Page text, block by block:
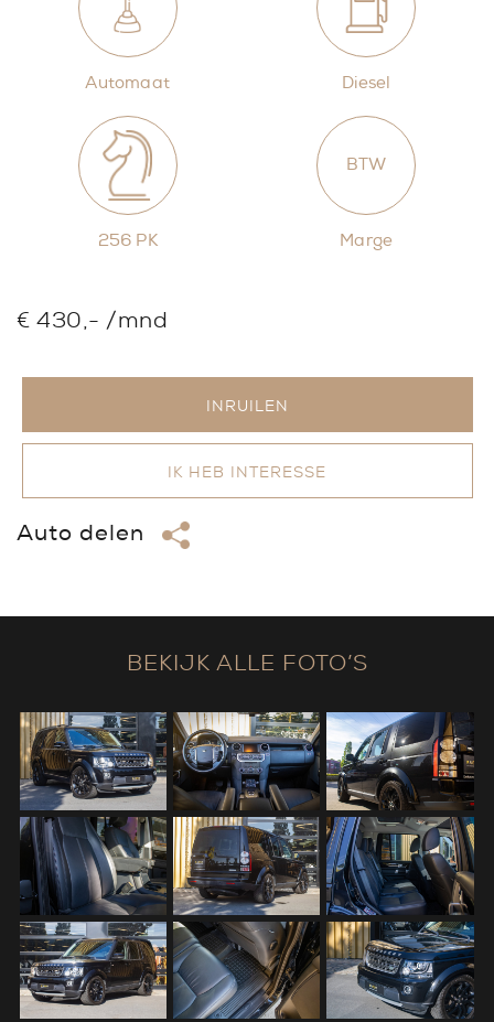
Automaat Diesel
256 PK
BTW
Marge
€ 430,- /mnd
INRUILEN
IK HEB INTERESSE
Auto delen
BEKIJK ALLE FOTO’S